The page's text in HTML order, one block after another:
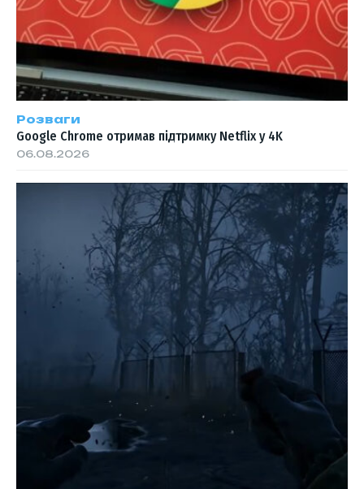
Розваги
Google Chrome отримав підтримку Netflix у 4K
06.08.2026